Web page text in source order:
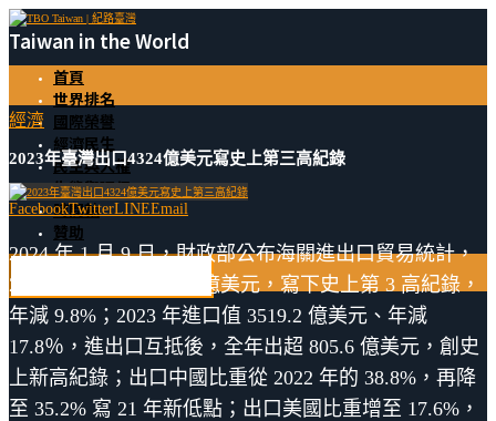
Taiwan in the World
首頁
世界排名
國際榮譽
經濟民生
民主與人權
生態與環保
時間軸
贊助
經濟
2023年臺灣出口4324億美元寫史上第三高紀錄
FacebookTwitterLINEEmail
2024 年 1 月 9 日，財政部公布海關進出口貿易統計，
2023 全年出口 4324.8 億美元，寫下史上第 3 高紀錄，
年減 9.8%；2023 年進口值 3519.2 億美元、年減
17.8％，進出口互抵後，全年出超 805.6 億美元，創史
上新高紀錄；出口中國比重從 2022 年的 38.8%，再降
至 35.2% 寫 21 年新低點；出口美國比重增至 17.6%，